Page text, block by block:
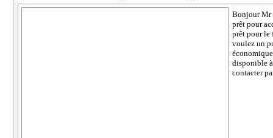
Bonjour Mr
prêt pour
prêt pour le
voulez un
disponible
contacter